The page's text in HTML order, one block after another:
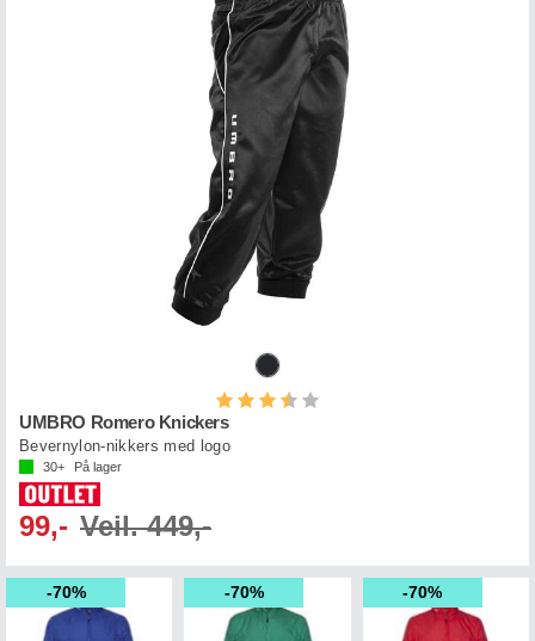
Karakter:
UMBRO Romero Knickers
Bevernylon-nikkers med logo
30+ På lager
99,- Veil. 449,-
70% 70% 70%